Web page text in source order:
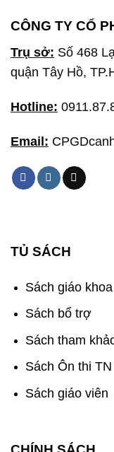
CÔNG TY CỔ
Trụ sở: Số 468
quận Tây Hồ,
Hotline:
Email:
TỦ SÁCH
Sách giáo khoa
Sách bổ trợ
Sách tham
Sách Ôn thi
Sách giáo viên